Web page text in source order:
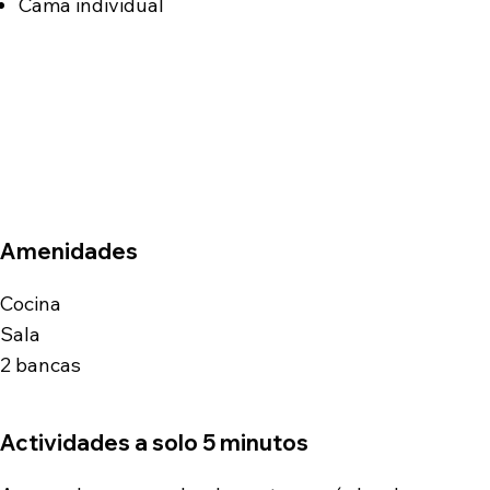
Cama individual​
Amenidades
Cocina
Sala
2 bancas
Actividades a solo 5 minutos